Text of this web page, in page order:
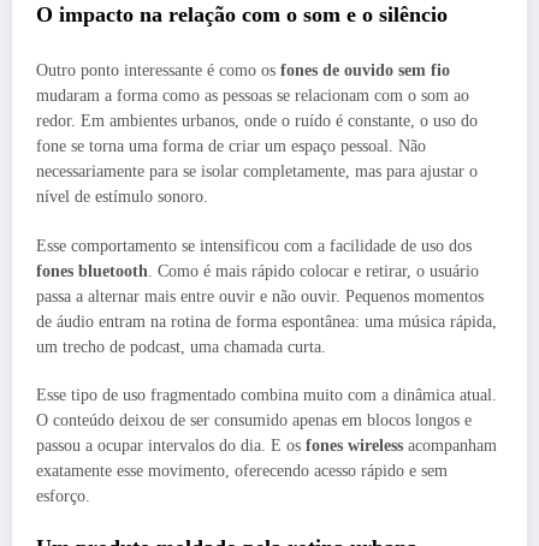
O impacto na relação com o som e o silêncio
Outro ponto interessante é como os fones de ouvido sem fio
mudaram a forma como as pessoas se relacionam com o som ao
redor. Em ambientes urbanos, onde o ruído é constante, o uso do
fone se torna uma forma de criar um espaço pessoal. Não
necessariamente para se isolar completamente, mas para ajustar o
nível de estímulo sonoro.
Esse comportamento se intensificou com a facilidade de uso dos
fones bluetooth . Como é mais rápido colocar e retirar, o usuário
passa a alternar mais entre ouvir e não ouvir. Pequenos momentos
de áudio entram na rotina de forma espontânea: uma música rápida,
um trecho de podcast, uma chamada curta.
Esse tipo de uso fragmentado combina muito com a dinâmica atual.
O conteúdo deixou de ser consumido apenas em blocos longos e
passou a ocupar intervalos do dia. E os fones wireless acompanham
exatamente esse movimento, oferecendo acesso rápido e sem
esforço.